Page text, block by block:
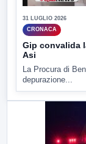
31 LUGLIO 2026
CRONACA
Gip convalida
Asi
La Procura di
depurazione...